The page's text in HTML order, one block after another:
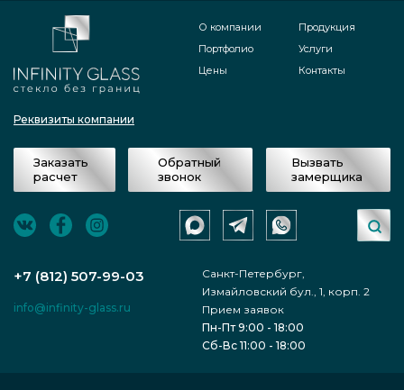
Реквизиты компании
О компании
Портфолио
Цены
Продукция
Услуги
Контакты
Заказать
расчет
Обратный
звонок
Вызвать
замерщика
+7 (812) 507-99-03
Санкт-Петербург,
Измайловский бул., 1, корп. 2
info@infinity-glass.ru
Прием заявок
Пн-Пт 9:00 - 18:00
Сб-Вс 11:00 - 18:00